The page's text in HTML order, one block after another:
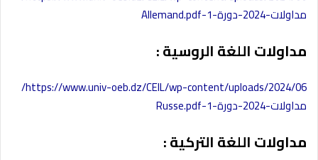
مداولات-2024-دورة-1-Allemand.pdf
مداولات اللغة الروسية :
https://www.univ-oeb.dz/CEIL/wp-content/uploads/2024/06/
مداولات-2024-دورة-1-Russe.pdf
مداولات اللغة التركية :